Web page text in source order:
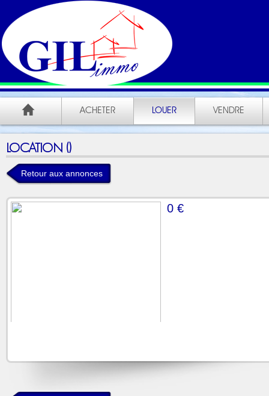
ACHETER LOUER VENDRE
LOCATION ()
Retour aux annonces
0 €